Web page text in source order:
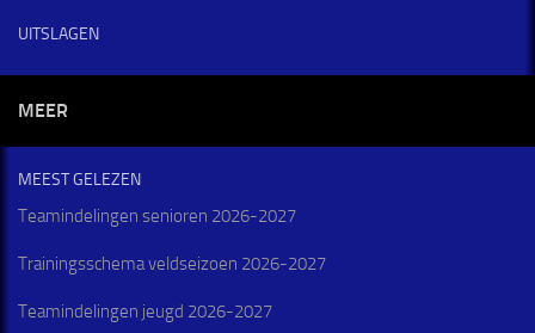
UITSLAGEN
MEER
MEEST GELEZEN
Teamindelingen senioren 2026-2027
Trainingsschema veldseizoen 2026-2027
Teamindelingen jeugd 2026-2027